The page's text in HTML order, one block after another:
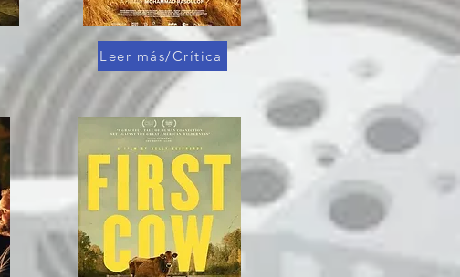
Leer más/Crítica